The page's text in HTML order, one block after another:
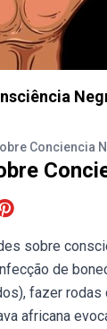
Conciencia
sobre
de
fazer rodas
africana